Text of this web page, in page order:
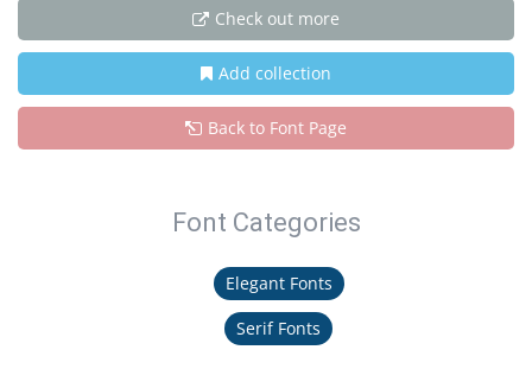
Check out more
Add collection
Back to Font Page
Font Categories
Elegant Fonts
Serif Fonts